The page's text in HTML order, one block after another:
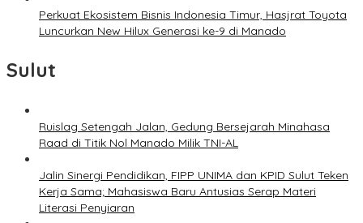
Perkuat Ekosistem Bisnis Indonesia Timur, Hasjrat Toyota
Luncurkan New Hilux Generasi ke-9 di Manado
Sulut
Ruislag Setengah Jalan, Gedung Bersejarah Minahasa
Raad di Titik Nol Manado Milik TNI-AL
Jalin Sinergi Pendidikan, FIPP UNIMA dan KPID Sulut Teken
Kerja Sama; Mahasiswa Baru Antusias Serap Materi
Literasi Penyiaran